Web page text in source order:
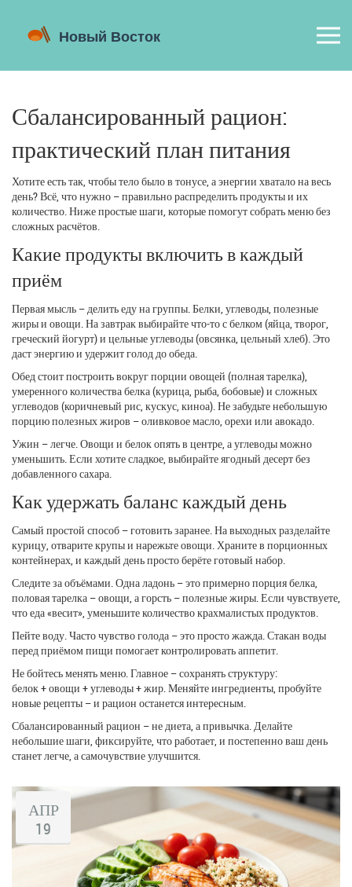
Сбалансированный рацион:
практический план питания
Хотите есть так, чтобы тело было в тонусе, а энергии хватало на весь
день? Всё, что нужно – правильно распределить продукты и их
количество. Ниже простые шаги, которые помогут собрать меню без
сложных расчётов.
Какие продукты включить в каждый
приём
Первая мысль – делить еду на группы. Белки, углеводы, полезные
жиры и овощи. На завтрак выбирайте что‑то с белком (яйца, творог,
греческий йогурт) и цельные углеводы (овсянка, цельный хлеб). Это
даст энергию и удержит голод до обеда.
Обед стоит построить вокруг порции овощей (полная тарелка),
умеренного количества белка (курица, рыба, бобовые) и сложных
углеводов (коричневый рис, кускус, киноа). Не забудьте небольшую
порцию полезных жиров – оливковое масло, орехи или авокадо.
Ужин – легче. Овощи и белок опять в центре, а углеводы можно
уменьшить. Если хотите сладкое, выбирайте ягодный десерт без
добавленного сахара.
Как удержать баланс каждый день
Самый простой способ – готовить заранее. На выходных разделайте
курицу, отварите крупы и нарежьте овощи. Храните в порционных
контейнерах, и каждый день просто берёте готовый набор.
Следите за объёмами. Одна ладонь – это примерно порция белка,
половая тарелка – овощи, а горсть – полезные жиры. Если чувствуете,
что еда «весит», уменьшите количество крахмалистых продуктов.
Пейте воду. Часто чувство голода – это просто жажда. Стакан воды
перед приёмом пищи помогает контролировать аппетит.
Не бойтесь менять меню. Главное – сохранять структуру:
белок + овощи + углеводы + жир. Меняйте ингредиенты, пробуйте
новые рецепты – и рацион останется интересным.
Сбалансированный рацион – не диета, а привычка. Делайте
небольшие шаги, фиксируйте, что работает, и постепенно ваш день
станет легче, а самочувствие улучшится.
АПР
19